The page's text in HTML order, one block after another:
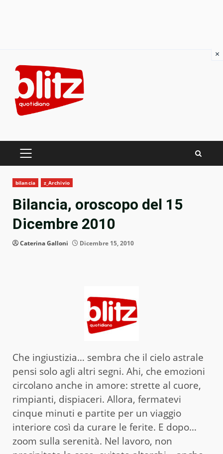
content
PRIMARY
bilancia z_Archivio
Bilancia, oroscopo del 15
Dicembre 2010
Caterina Galloni Dicembre 15, 2010
Che ingiustizia… sembra che il cielo astrale
pensi solo agli altri segni. Ahi, che emozioni
circolano anche in amore: strette al cuore,
rimpianti, dispiaceri. Allora, fermatevi
cinque minuti e partite per un viaggio
interiore così da curare le ferite. E dopo…
zoom sulla serenità. Nel lavoro, non
×